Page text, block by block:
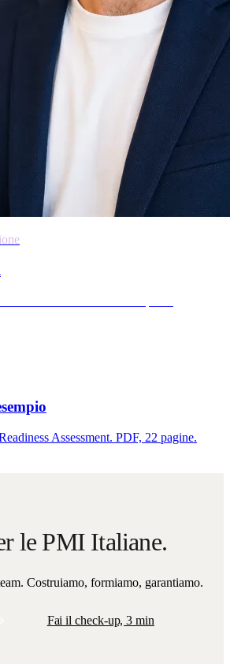
Assessment. PDF, 22 pagine.
le PMI Italiane.
Costruiamo, formiamo, garantiamo.
Fai il check-up, 3 min